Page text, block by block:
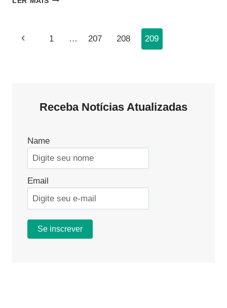
JOVENS
Navegação
Página
1 … 207 208 209
Receba Notícias Atualizadas
Name
Email